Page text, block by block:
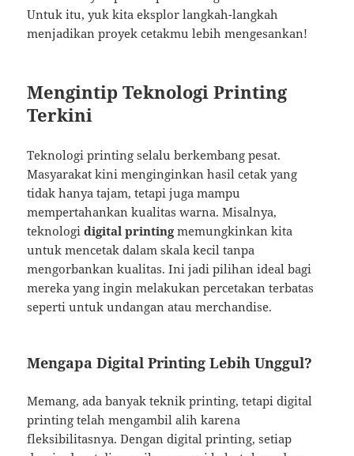
Untuk itu, yuk kita eksplor langkah-langkah
menjadikan proyek cetakmu lebih mengesankan!
Mengintip Teknologi Printing
Terkini
Teknologi printing selalu berkembang pesat.
Masyarakat kini menginginkan hasil cetak yang
tidak hanya tajam, tetapi juga mampu
mempertahankan kualitas warna. Misalnya,
teknologidigital printingmemungkinkan kita
untuk mencetak dalam skala kecil tanpa
mengorbankan kualitas. Ini jadi pilihan ideal bagi
mereka yang ingin melakukan percetakan terbatas
seperti untuk undangan atau merchandise.
Mengapa Digital Printing Lebih Unggul?
Memang, ada banyak teknik printing, tetapi digital
printing telah mengambil alih karena
fleksibilitasnya. Dengan digital printing, setiap